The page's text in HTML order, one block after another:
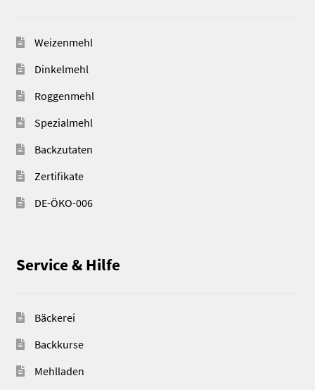
Weizenmehl
Dinkelmehl
Roggenmehl
Spezialmehl
Backzutaten
Zertifikate
DE-ÖKO-006
Service & Hilfe
Bäckerei
Backkurse
Mehlladen